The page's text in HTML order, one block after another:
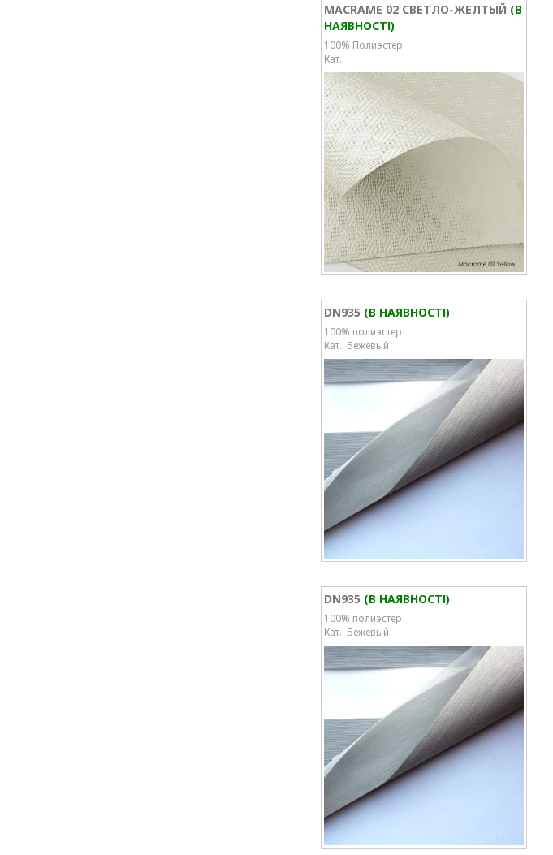
MACRAME 02 СВЕТЛО-ЖЕЛТЫЙ (В
НАЯВНОСТІ)
100% Полиэстер
Кат.:
DN935 (В НАЯВНОСТІ)
100% полиэстер
Кат.: Бежевый
DN935 (В НАЯВНОСТІ)
100% полиэстер
Кат.: Бежевый